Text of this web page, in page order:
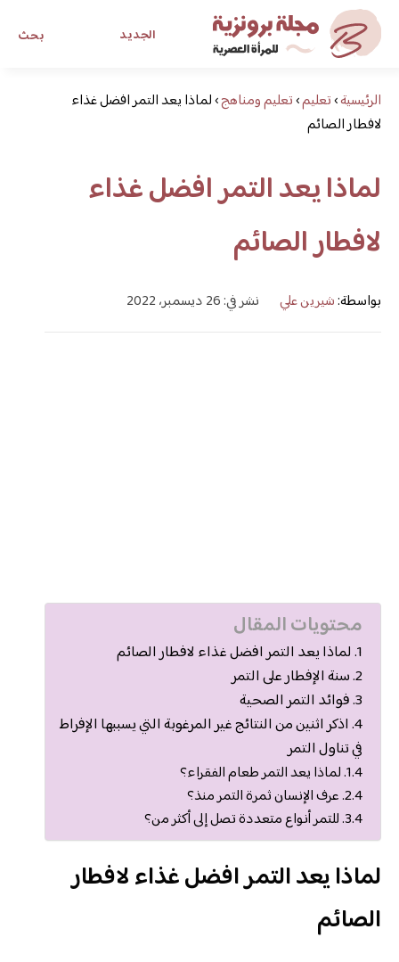
بحث الجديد
مجلة برونزية للفتاة العصريةالرئيسية›تعليم›تعليم ومناهج›لماذا يعد التمر افضل غذاء
لافطار الصائم
لماذا يعد التمر افضل غذاء
لافطار الصائم
بواسطة:شيرين علي نشر في: 26 ديسمبر، 2022
محتويات المقال
لماذا يعد التمر افضل غذاء لافطار الصائم
سنة الإفطار على التمر
فوائد التمر الصحية
اذكر اثنين من النتائج غير المرغوبة التي يسببها الإفراط
في تناول التمر
لماذا يعد التمر طعام الفقراء؟
عرف الإنسان ثمرة التمر منذ؟
للتمر أنواع متعددة تصل إلى أكثر من؟
لماذا يعد التمر افضل غذاء لافطار
الصائم